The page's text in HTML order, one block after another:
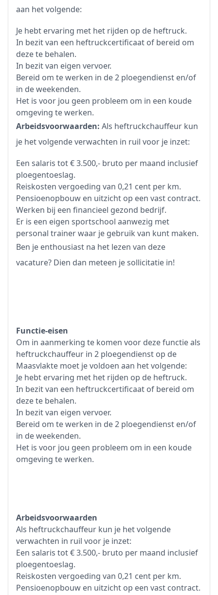
aan het volgende:
Je hebt ervaring met het rijden op de heftruck.
In bezit van een heftruckcertificaat of bereid om
deze te behalen.
In bezit van eigen vervoer.
Bereid om te werken in de 2 ploegendienst en/of
in de weekenden.
Het is voor jou geen probleem om in een koude
omgeving te werken.
Arbeidsvoorwaarden: Als heftruckchauffeur kun
je het volgende verwachten in ruil voor je inzet:
Een salaris tot € 3.500,- bruto per maand inclusief
ploegentoeslag.
Reiskosten vergoeding van 0,21 cent per km.
Pensioenopbouw en uitzicht op een vast contract.
Werken bij een financieel gezond bedrijf.
Er is een eigen sportschool aanwezig met
personal trainer waar je gebruik van kunt maken.
Ben je enthousiast na het lezen van deze
vacature? Dien dan meteen je sollicitatie in!
Functie-eisen
Om in aanmerking te komen voor deze functie als
heftruckchauffeur in 2 ploegendienst op de
Maasvlakte moet je voldoen aan het volgende:
Je hebt ervaring met het rijden op de heftruck.
In bezit van een heftruckcertificaat of bereid om
deze te behalen.
In bezit van eigen vervoer.
Bereid om te werken in de 2 ploegendienst en/of
in de weekenden.
Het is voor jou geen probleem om in een koude
omgeving te werken.
Arbeidsvoorwaarden
Als heftruckchauffeur kun je het volgende
verwachten in ruil voor je inzet:
Een salaris tot € 3.500,- bruto per maand inclusief
ploegentoeslag.
Reiskosten vergoeding van 0,21 cent per km.
Pensioenopbouw en uitzicht op een vast contract.